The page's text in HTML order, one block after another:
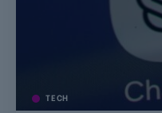
TECH